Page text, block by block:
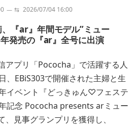
⇆ 2026/07/04 16:00
『ar』年間モデル”ミュー
発売の『ar』全号に出演
アプリ「Pococha」で活躍する人
、EBiS303で開催された主婦と生
イベント『どっきゅん♡フェステ
記念 Pococha presents arミュー
見事グランプリを獲得し、